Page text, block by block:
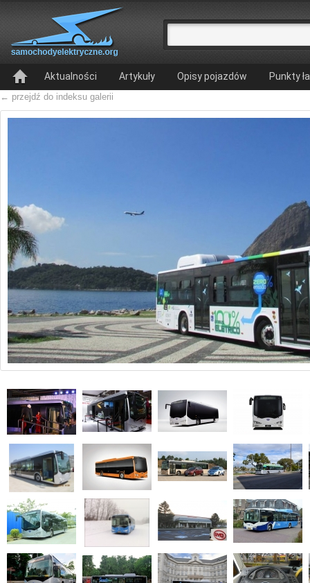
Aktualności Artykuły Opisy pojazdów Punkty
← przejdź do indeksu galerii